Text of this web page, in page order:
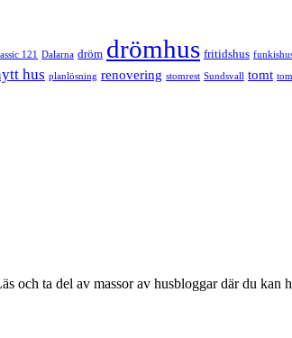
121 Dalarna dröm drömhus fritidshus
hus planlösning renovering stomrest Sundsvall tomt
och ta del av massor av husbloggar där du kan